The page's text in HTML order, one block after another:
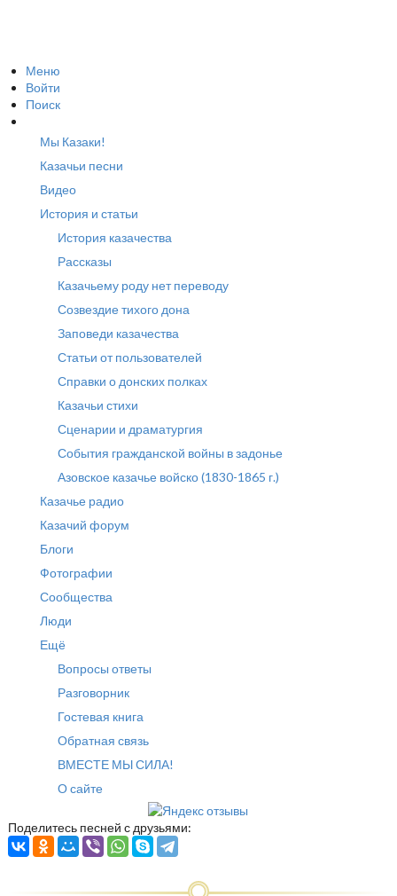
Меню
Войти
Поиск
Мы Казаки!
Казачьи песни
Видео
История и статьи
История казачества
Рассказы
Казачьему роду нет переводу
Созвездие тихого дона
Заповеди казачества
Статьи от пользователей
Справки о донских полках
Казачьи стихи
Сценарии и драматургия
События гражданской войны в задонье
Азовское казачье войско (1830-1865 г.)
Казачье радио
Казачий форум
Блоги
Фотографии
Сообщества
Люди
Ещё
Вопросы ответы
Разговорник
Гостевая книга
Обратная связь
ВМЕСТЕ МЫ СИЛА!
О сайте
Поделитесь песней с друзьями: